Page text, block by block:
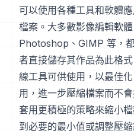
可以使用各種工具和軟體
檔案。大多數影像編輯軟
Photoshop、GIMP 等，
者直接儲存其作品為此格
線工具可供使用，以最佳
用，進一步壓縮檔案而不
套用更積極的策略來縮小
到必要的最小值或調整壓縮